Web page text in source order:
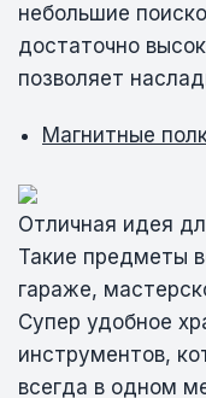
небольшие
достаточно
позволяет
Магнитные
Отличная идея
Такие предметы
гараже,
Супер удобное
инструментов,
всегда в одном